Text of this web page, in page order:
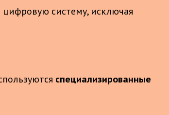
систему, исключая
специализированные